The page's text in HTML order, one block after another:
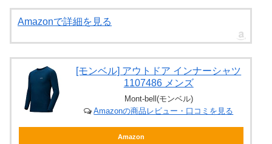
Amazonで詳細を見る
[モンベル] アウトドア インナーシャツ
1107486 メンズ
Mont-bell(モンベル)
Amazonの商品レビュー・口コミを見る
Amazon